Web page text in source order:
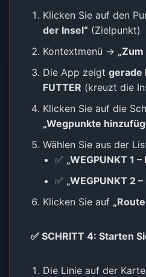
Klicken Sie auf den
der Insel“ (Zielpunkt)
Kontextmenü →
Die App zeigtgerade
FUTTER (kreuzt die
Klicken Sie auf die
„Wegpunkte
Wählen Sie aus der
✅ „WEGPUNKT 1 –
✅ „WEGPUNKT 2
Klicken Sie auf
✅ SCHRITT 4: Starten
Die Linie auf der